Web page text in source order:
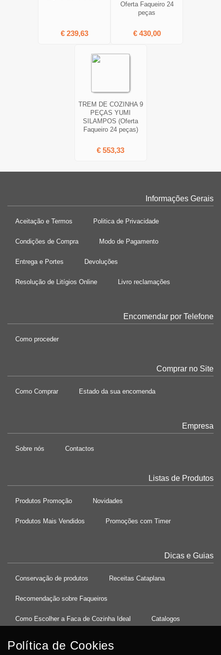
€ 239,63
Oferta Faqueiro 24
peças
€ 430,00
TREM DE COZINHA 9
PEÇAS YUMI
SILAMPOS (Oferta
Faqueiro 24 peças)
€ 553,33
Informações Gerais
Aceitação e Termos Politica de Privacidade
Condições de Compra Modo de Pagamento
Entrega e Portes Devoluções
Resolução de Litígios Online Livro reclamações
Encomendar por Telefone
Como proceder
Comprar no Site
Como Comprar Estado da sua encomenda
Empresa
Sobre nós Contactos
Listas de Produtos
Produtos Promoção Novidades
Produtos Mais Vendidos Promoções com Timer
Dicas e Guias
Conservação de produtos Receitas Cataplana
Recomendação sobre Faqueiros
Como Escolher a Faca de Cozinha Ideal Catalogos
Política de Cookies